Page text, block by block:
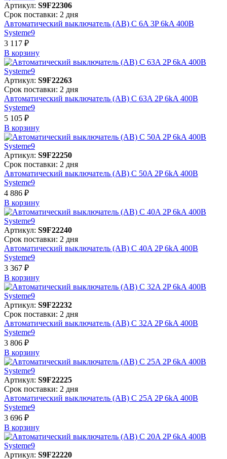
Артикул: S9F22306
Срок поставки: 2 дня
Автоматический выключатель (АВ) C 6A 3P 6kA 400В
Systeme9
3 117 ₽
В корзинy
Артикул: S9F22263
Срок поставки: 2 дня
Автоматический выключатель (АВ) C 63A 2P 6kA 400В
Systeme9
5 105 ₽
В корзинy
Артикул: S9F22250
Срок поставки: 2 дня
Автоматический выключатель (АВ) C 50A 2P 6kA 400В
Systeme9
4 886 ₽
В корзинy
Артикул: S9F22240
Срок поставки: 2 дня
Автоматический выключатель (АВ) C 40A 2P 6kA 400В
Systeme9
3 367 ₽
В корзинy
Артикул: S9F22232
Срок поставки: 2 дня
Автоматический выключатель (АВ) C 32A 2P 6kA 400В
Systeme9
3 806 ₽
В корзинy
Артикул: S9F22225
Срок поставки: 2 дня
Автоматический выключатель (АВ) C 25A 2P 6kA 400В
Systeme9
3 696 ₽
В корзинy
Артикул: S9F22220